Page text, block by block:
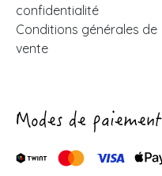
confidentialité
Conditions générales de
vente
Modes de paiement